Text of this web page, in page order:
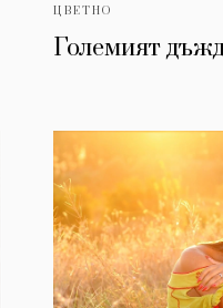
ЦВЕТНО
Големият